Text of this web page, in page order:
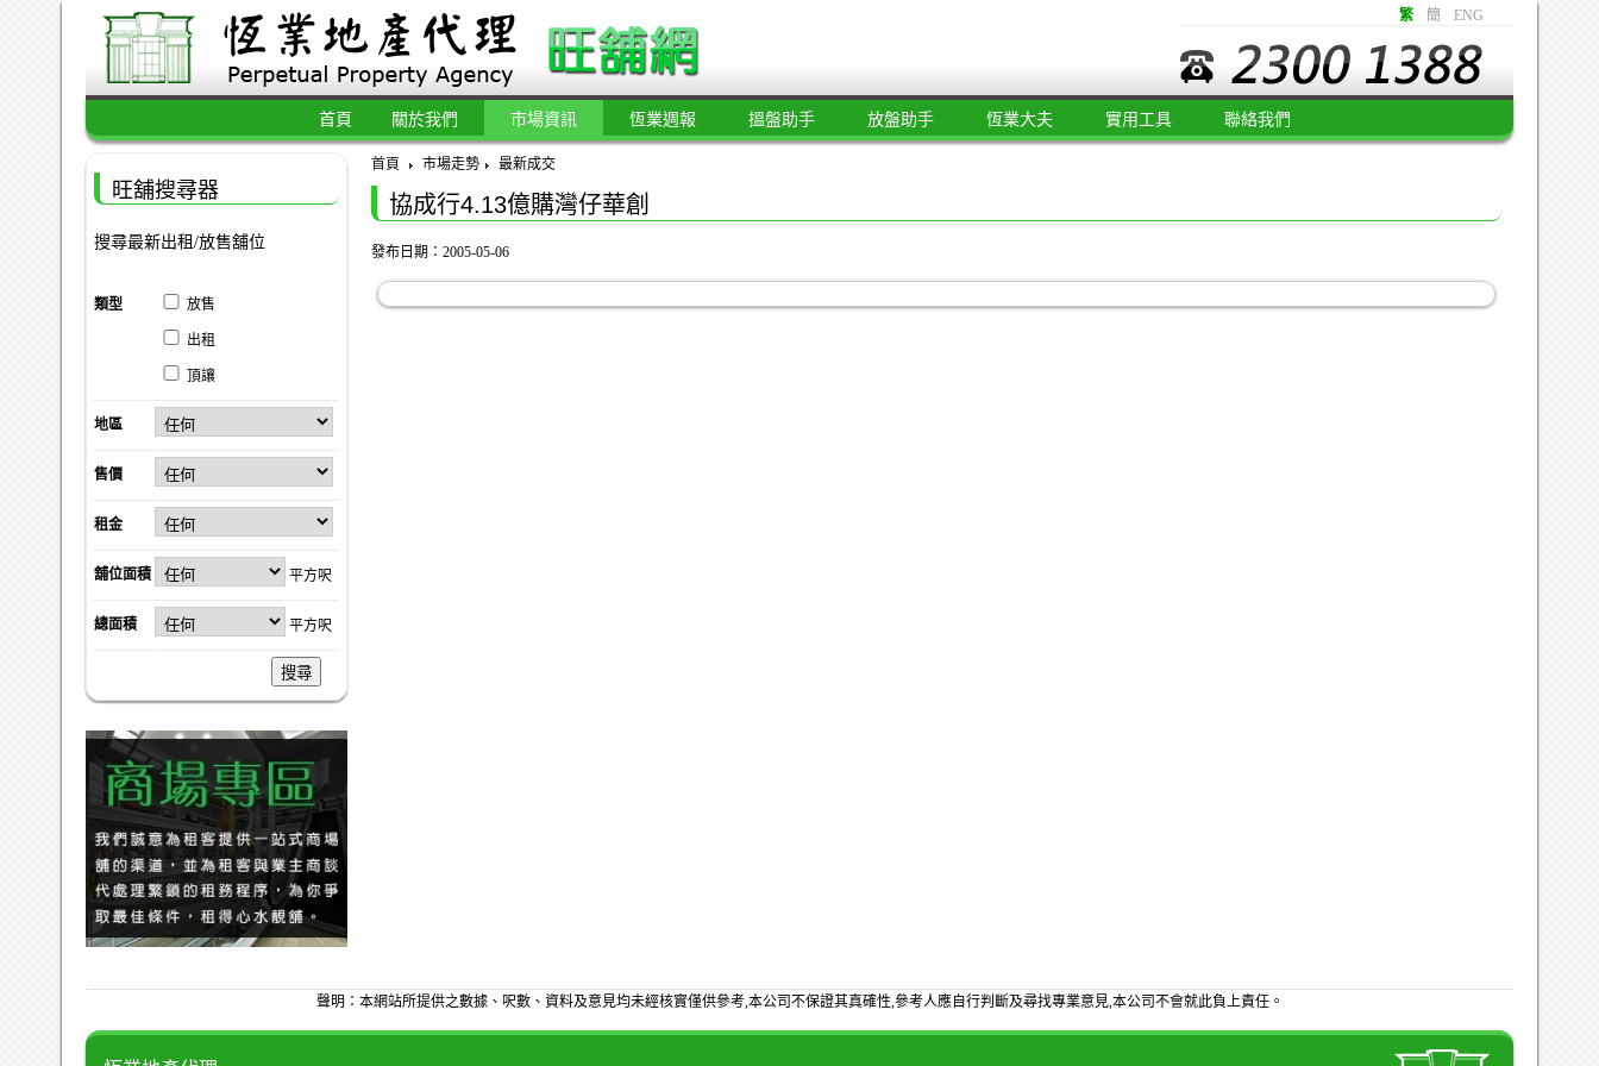
繁 簡 ENG
首頁 關於我們 市場資訊 恆業週報 搵盤助手 放盤助手 恆業大夫 實用工具 聯絡我們
首頁 市場走勢 最新成交
協成行4.13億購灣仔華創
發布日期：2005-05-06
旺舖搜尋器
搜尋最新出租/放售舖位
類型 放售
出租
頂讓
地區
售價
租金
舖位面積 平方呎
總面積 平方呎
搜尋
聲明：本網站所提供之數據、呎數、資料及意見均未經核實僅供參考,本公司不保證其真確性,參考人應自行判斷及尋找專業意見,本公司不會就此負上責任。